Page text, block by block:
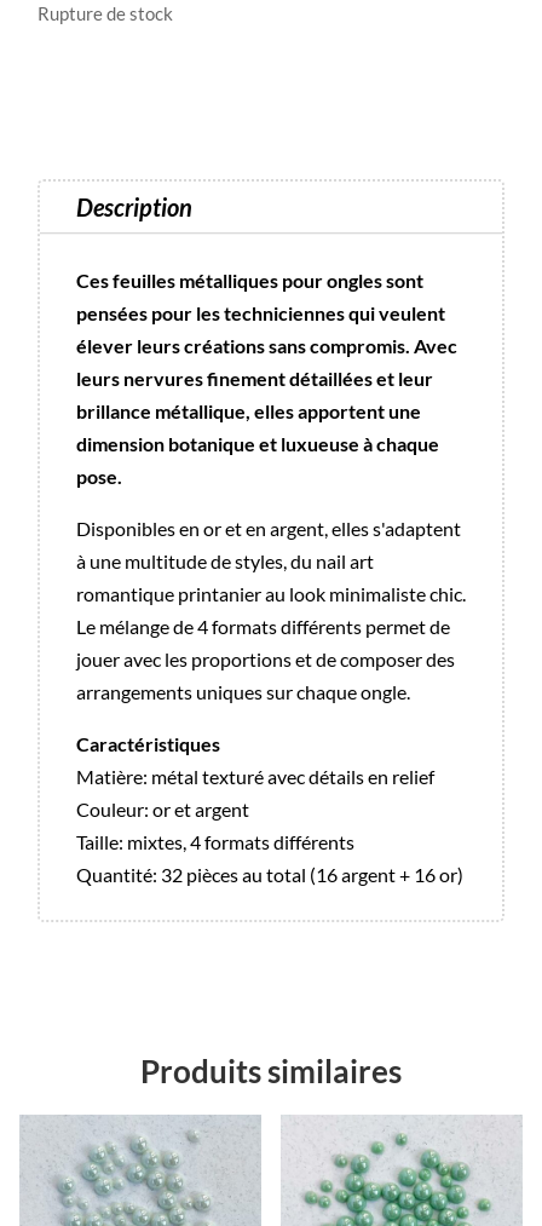
Rupture de stock
Description
Ces feuilles métalliques pour ongles sont
pensées pour les techniciennes qui veulent
élever leurs créations sans compromis. Avec
leurs nervures finement détaillées et leur
brillance métallique, elles apportent une
dimension botanique et luxueuse à chaque
pose.
Disponibles en or et en argent, elles s'adaptent
à une multitude de styles, du nail art
romantique printanier au look minimaliste chic.
Le mélange de 4 formats différents permet de
jouer avec les proportions et de composer des
arrangements uniques sur chaque ongle.
Caractéristiques
Matière: métal texturé avec détails en relief
Couleur: or et argent
Taille: mixtes, 4 formats différents
Quantité: 32 pièces au total (16 argent + 16 or)
Produits similaires